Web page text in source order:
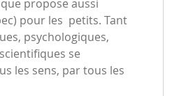
propose aussi
pour les petits. Tant
psychologiques,
se
les sens, par tous les